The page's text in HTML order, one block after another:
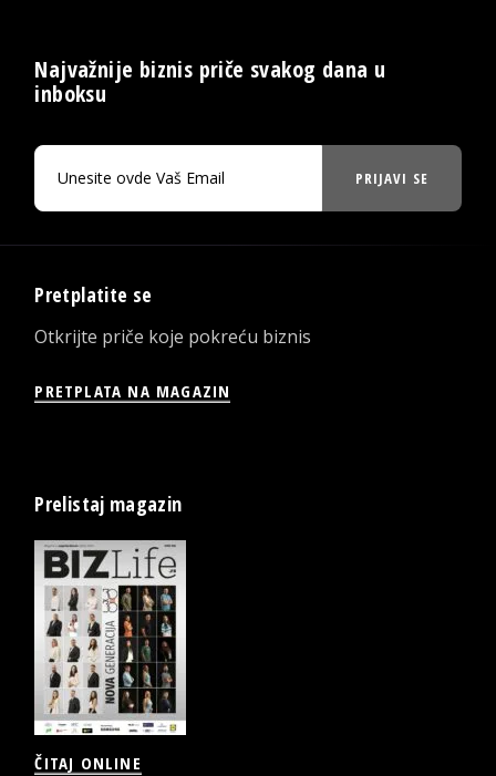
Najvažnije biznis priče svakog dana u
inboksu
PRIJAVI SE
Pretplatite se
Otkrijte priče koje pokreću biznis
PRETPLATA NA MAGAZIN
Prelistaj magazin
ČITAJ ONLINE